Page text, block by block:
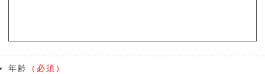
年齢 （必須）